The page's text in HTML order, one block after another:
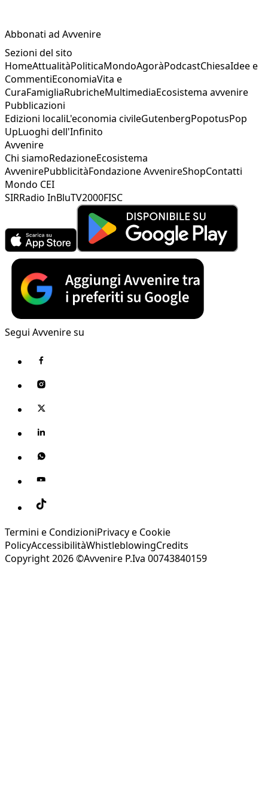
Abbonati ad Avvenire
Sezioni del sito
HomeAttualitàPoliticaMondoAgoràPodcastChiesaIdee e
CommentiEconomiaVita e
CuraFamigliaRubricheMultimediaEcosistema avvenire
Pubblicazioni
Edizioni localiL'economia civileGutenbergPopotusPop
UpLuoghi dell'Infinito
Avvenire
Chi siamoRedazioneEcosistema
AvvenirePubblicitàFondazione AvvenireShopContatti
Mondo CEI
SIRRadio InBluTV2000FISC
Segui Avvenire su
Termini e CondizioniPrivacy e Cookie
PolicyAccessibilitàWhistleblowingCredits
Copyright 2026 ©Avvenire P.Iva 00743840159